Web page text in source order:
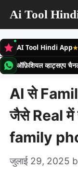
content
Ai Tool
AI Tool Hindi App★
ऑफ़िशियल व्हाट्सएप
AI से
जैसे Real में
family
जुलाई 29, 2025